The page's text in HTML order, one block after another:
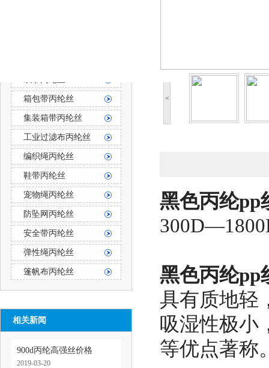
箱包带丙纶丝
集装箱带丙纶丝
工业过滤布丙纶丝
编织绳丙纶丝
鞋带丙纶丝
宠物绳丙纶丝
防坠网丙纶丝
安全带丙纶丝
弹性绳丙纶丝
篷帆布丙纶丝
相关新闻
900d丙纶高强丝价格
2019-03-20
<
黑色丙纶pp
黑色丙纶pp
具有质地轻
吸湿性极小
等优点著称